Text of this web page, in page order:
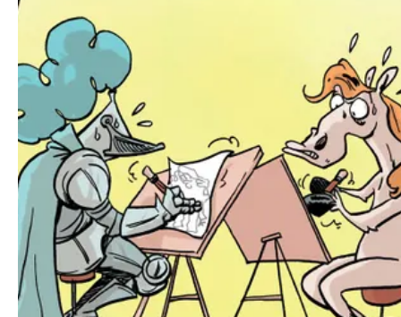
Dans le cadre de sa saison 26/27, le
Bilboquet accueille Vigousse &
Friends qui proposent des duels de
dessins de presse.
Cinq dessinateurs deVigousseet un invité, Alex deLa
Liberté, se battront amicalement sur des thèmes
d’actualité.
Vincent, Jo Ted (Nicolas Sjöstedt), Debuhme, Pigr et
Vincent L’Epée tremperont leurs plumes dans le
vitriol alors que Marc Boivin – que l’on ne présente